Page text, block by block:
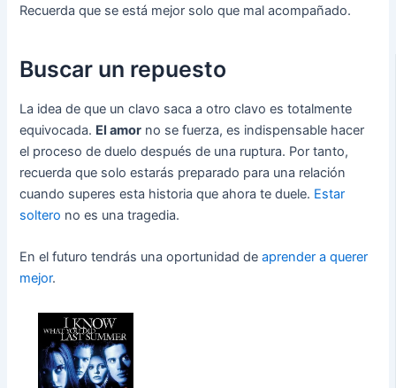
Recuerda que se está mejor solo que mal acompañado.
Buscar un repuesto
La idea de que un clavo saca a otro clavo es totalmente
equivocada. El amor no se fuerza, es indispensable hacer
el proceso de duelo después de una ruptura. Por tanto,
recuerda que solo estarás preparado para una relación
cuando superes esta historia que ahora te duele. Estar
soltero no es una tragedia.
En el futuro tendrás una oportunidad deaprender a querer
mejor.